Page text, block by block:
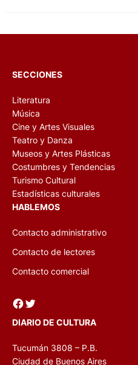
SECCIONES
Literatura
Música
Cine y Artes Visuales
Teatro y Danza
Museos y Artes Plásticas
Costumbres y Tendencias
Turismo Cultural
Estadísticas culturales
HABLEMOS
Contacto administrativo
Contacto de lectores
Contacto comercial
Facebook Twitter
DIARIO DE CULTURA
Tucumán 3808 – P.B.
Ciudad de Buenos Aires